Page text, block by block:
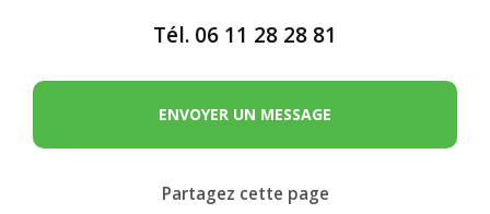
Tél. 06 11 28 28 81
ENVOYER UN MESSAGE
Partagez cette page